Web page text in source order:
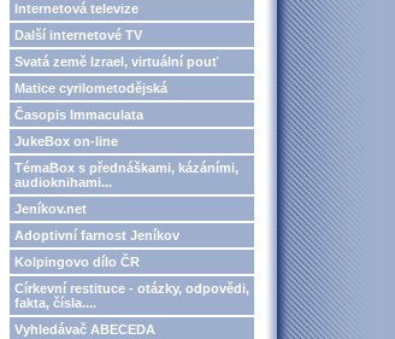
Internetová televize
Další internetové TV
Svatá země Izrael, virtuální pouť
Matice cyrilometodějská
Časopis Immaculata
JukeBox on-line
TémaBox s přednáškami, kázáními,
audioknihami...
Jeníkov.net
Adoptivní farnost Jeníkov
Kolpingovo dílo ČR
Církevní restituce - otázky, odpovědi,
fakta, čísla....
Vyhledávač ABECEDA